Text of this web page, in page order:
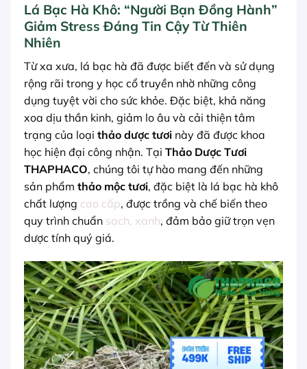
Lá Bạc Hà Khô: “Người Bạn Đồng Hành”
Giảm Stress Đáng Tin Cậy Từ Thiên
Nhiên
Từ xa xưa, lá bạc hà đã được biết đến và sử dụng
rộng rãi trong y học cổ truyền nhờ những công
dụng tuyệt vời cho sức khỏe. Đặc biệt, khả năng
xoa dịu thần kinh, giảm lo âu và cải thiện tâm
trạng của loại thảo dược tươi này đã được khoa
học hiện đại công nhận. Tại Thảo Dược Tươi
THAPHACO, chúng tôi tự hào mang đến những
sản phẩm thảo mộc tươi, đặc biệt là lá bạc hà khô
chất lượng cao cấp, được trồng và chế biến theo
quy trình chuẩn sạch, xanh, đảm bảo giữ trọn vẹn
dược tính quý giá.